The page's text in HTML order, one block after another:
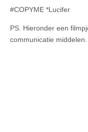
#COPYME *Lucifer
PS. Hieronder een
communicatie middelen.